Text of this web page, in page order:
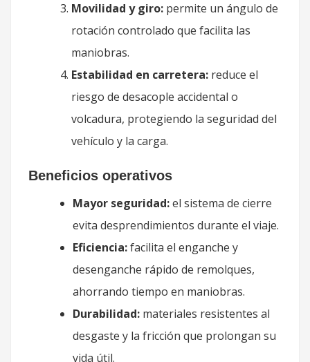
Movilidad y giro: permite un ángulo de
rotación controlado que facilita las
maniobras.
Estabilidad en carretera: reduce el
riesgo de desacople accidental o
volcadura, protegiendo la seguridad del
vehículo y la carga.
Beneficios operativos
Mayor seguridad:el sistema de cierre
evita desprendimientos durante el viaje.
Eficiencia:facilita el enganche y
desenganche rápido de remolques,
ahorrando tiempo en maniobras.
Durabilidad: materiales resistentes al
desgaste y la fricción que prolongan su
vida útil.